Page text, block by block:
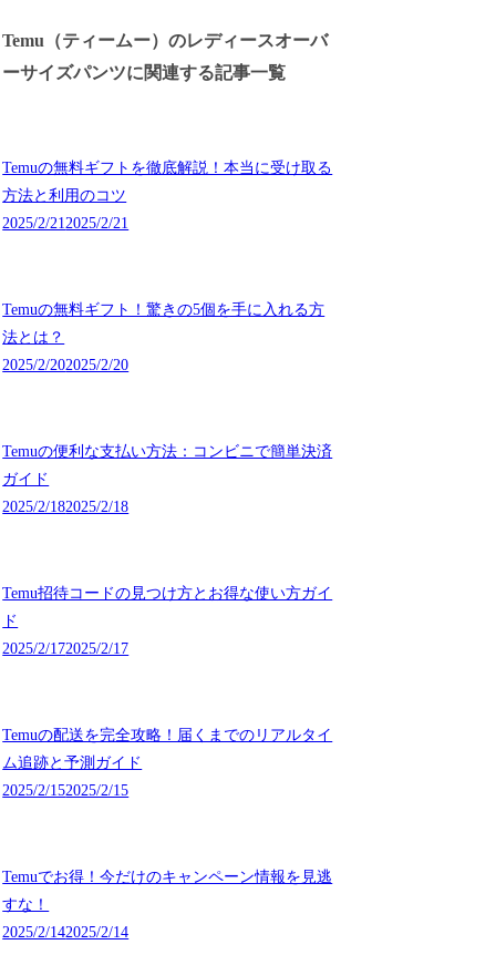
Temu（ティームー）のレディースオーバ
ーサイズパンツに関連する記事一覧
Temuの無料ギフトを徹底解説！本当に受け取る
方法と利用のコツ
2025/2/212025/2/21
Temuの無料ギフト！驚きの5個を手に入れる方
法とは？
2025/2/202025/2/20
Temuの便利な支払い方法：コンビニで簡単決済
ガイド
2025/2/182025/2/18
Temu招待コードの見つけ方とお得な使い方ガイ
ド
2025/2/172025/2/17
Temuの配送を完全攻略！届くまでのリアルタイ
ム追跡と予測ガイド
2025/2/152025/2/15
Temuでお得！今だけのキャンペーン情報を見逃
すな！
2025/2/142025/2/14